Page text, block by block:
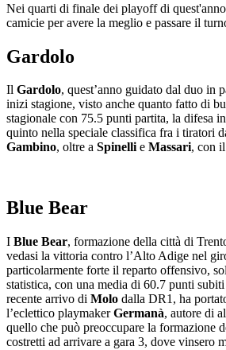
Nei quarti di finale dei playoff di
camicie per avere la meglio e passare il
Gardolo
Il Gardolo, quest’anno guidato dal duo in
inizi stagione, visto anche quanto fatto di
stagionale con 75.5 punti partita, la difesa
quinto nella speciale classifica fra i tiratori
Gambino, oltre a Spinellie Massari, con
Blue Bear
I Blue Bear, formazione della città di
vedasi la vittoria contro l’Alto Adige nel
particolarmente forte il reparto offensivo,
statistica, con una media di 60.7 punti
recente arrivo di Molo dalla DR1, ha
l’eclettico playmakerGermanà, autore di
quello che può preoccupare la formazione
costretti ad arrivare a gara 3, dove vinsero